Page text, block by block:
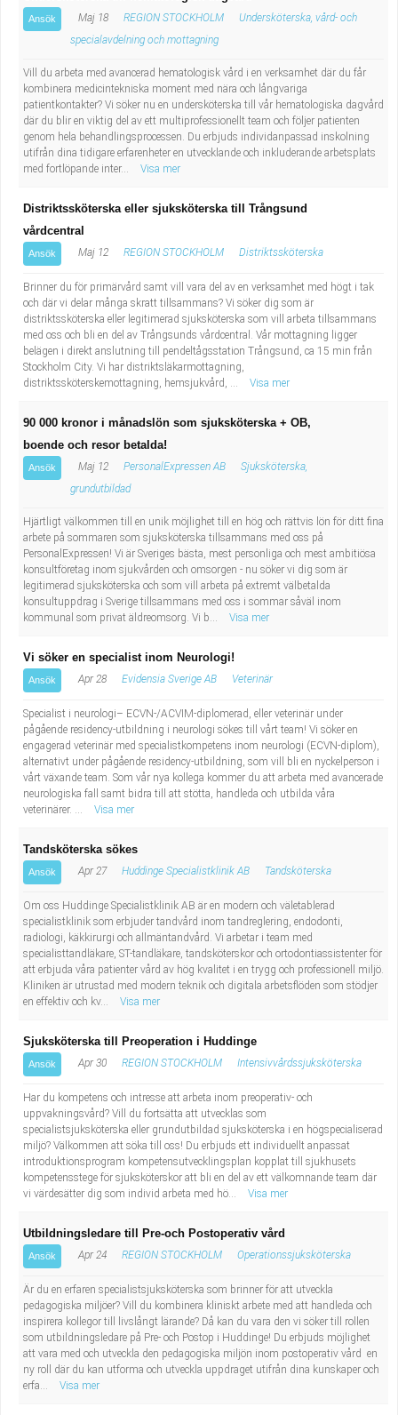
Ansök Maj 18 REGION STOCKHOLM
Undersköterska, vård- och
specialavdelning och mottagning
Vill du arbeta med avancerad hematologisk vård i en verksamhet där du får
kombinera medicintekniska moment med nära och långvariga
patientkontakter? Vi söker nu en undersköterska till vår hematologiska dagvård
där du blir en viktig del av ett multiprofessionellt team och följer patienten
genom hela behandlingsprocessen. Du erbjuds individanpassad inskolning
utifrån dina tidigare erfarenheter en utvecklande och inkluderande arbetsplats
med fortlöpande inter...
Visa mer
Distriktssköterska eller sjuksköterska till Trångsund
vårdcentral
Ansök Maj 12 REGION STOCKHOLM Distriktssköterska
Brinner du för primärvård samt vill vara del av en verksamhet med högt i tak
och där vi delar många skratt tillsammans? Vi söker dig som är
distriktssköterska eller legitimerad sjuksköterska som vill arbeta tillsammans
med oss och bli en del av Trångsunds vårdcentral. Vår mottagning ligger
belägen i direkt anslutning till pendeltågsstation Trångsund, ca 15 min från
Stockholm City. Vi har distriktsläkarmottagning,
distriktssköterskemottagning, hemsjukvård, ...
Visa mer
90 000 kronor i månadslön som sjuksköterska + OB,
boende och resor betalda!
Ansök Maj 12 PersonalExpressen AB
Sjuksköterska,
grundutbildad
Hjärtligt välkommen till en unik möjlighet till en hög och rättvis lön för ditt fina
arbete på sommaren som sjuksköterska tillsammans med oss på
PersonalExpressen! Vi är Sveriges bästa, mest personliga och mest ambitiösa
konsultföretag inom sjukvården och omsorgen - nu söker vi dig som är
legitimerad sjuksköterska och som vill arbeta på extremt välbetalda
konsultuppdrag i Sverige tillsammans med oss i sommar såväl inom
kommunal som privat äldreomsorg. Vi b...
Visa mer
Vi söker en specialist inom Neurologi!
Ansök Apr 28 Evidensia Sverige AB Veterinär
Specialist i neurologi– ECVN-/ACVIM-diplomerad, eller veterinär under
pågående residency-utbildning i neurologi sökes till vårt team! Vi söker en
engagerad veterinär med specialistkompetens inom neurologi (ECVN-diplom),
alternativt under pågående residency-utbildning, som vill bli en nyckelperson i
vårt växande team. Som vår nya kollega kommer du att arbeta med avancerade
neurologiska fall samt bidra till att stötta, handleda och utbilda våra
veterinärer. ...
Visa mer
Tandsköterska sökes
Ansök Apr 27 Huddinge Specialistklinik AB Tandsköterska
Om oss Huddinge Specialistklinik AB är en modern och väletablerad
specialistklinik som erbjuder tandvård inom tandreglering, endodonti,
radiologi, käkkirurgi och allmäntandvård. Vi arbetar i team med
specialisttandläkare, ST-tandläkare, tandsköterskor och ortodontiassistenter för
att erbjuda våra patienter vård av hög kvalitet i en trygg och professionell miljö.
Kliniken är utrustad med modern teknik och digitala arbetsflöden som stödjer
en effektiv och kv...
Visa mer
Sjuksköterska till Preoperation i Huddinge
Ansök Apr 30 REGION STOCKHOLM Intensivvårdssjuksköterska
Har du kompetens och intresse att arbeta inom preoperativ- och
uppvakningsvård? Vill du fortsätta att utvecklas som
specialistsjuksköterska eller grundutbildad sjuksköterska i en högspecialiserad
miljö? Välkommen att söka till oss! Du erbjuds ett individuellt anpassat
introduktionsprogram kompetensutvecklingsplan kopplat till sjukhusets
kompetensstege för sjuksköterskor att bli en del av ett välkomnande team där
vi värdesätter dig som individ arbeta med hö...
Visa mer
Utbildningsledare till Pre-och Postoperativ vård
Ansök Apr 24 REGION STOCKHOLM Operationssjuksköterska
Är du en erfaren specialistsjuksköterska som brinner för att utveckla
pedagogiska miljöer? Vill du kombinera kliniskt arbete med att handleda och
inspirera kollegor till livslångt lärande? Då kan du vara den vi söker till rollen
som utbildningsledare på Pre- och Postop i Huddinge! Du erbjuds möjlighet
att vara med och utveckla den pedagogiska miljön inom postoperativ vård en
ny roll där du kan utforma och utveckla uppdraget utifrån dina kunskaper och
erfa...
Visa mer